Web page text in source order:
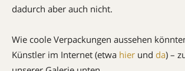
dadurch aber auch nicht.
Wie coole Verpackungen aussehen
Künstler im Internet (etwa hier und da) –